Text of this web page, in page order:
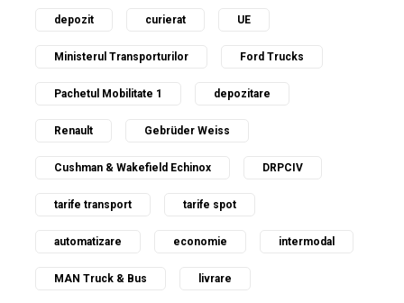
depozit curierat UE
Ministerul Transporturilor Ford Trucks
Pachetul Mobilitate 1 depozitare
Renault Gebrüder Weiss
Cushman & Wakefield Echinox DRPCIV
tarife transport tarife spot
automatizare economie intermodal
MAN Truck & Bus livrare